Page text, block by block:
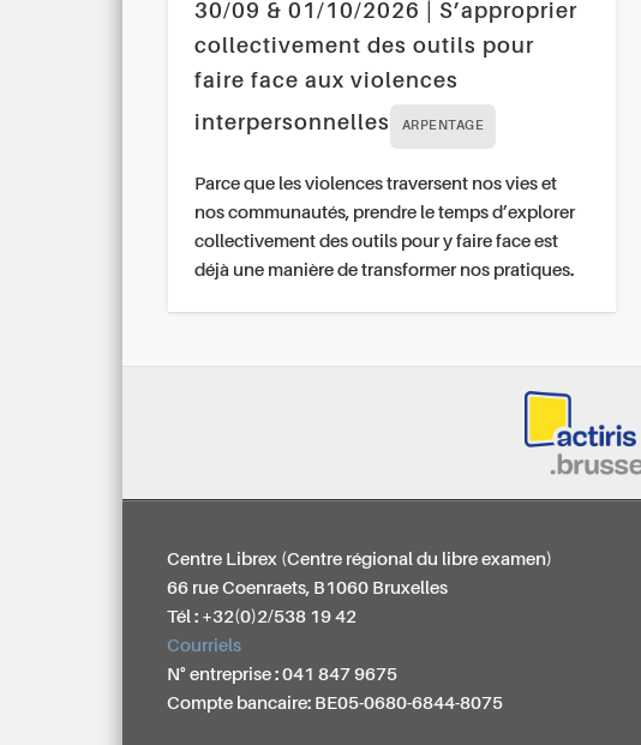
30/09 & 01/10/2026 | S’approprier
collectivement des outils pour
faire face aux violences
interpersonnelles
ARPENTAGE
Parce que les violences traversent nos vies et
nos communautés, prendre le temps d’explorer
collectivement des outils pour y faire face est
déjà une manière de transformer nos pratiques.
Centre Librex (Centre régional du libre examen)
66 rue Coenraets, B1060 Bruxelles
Tél : +32(0)2/538 19 42
Courriels
N° entreprise : 041 847 9675
Compte bancaire: BE05-0680-6844-8075